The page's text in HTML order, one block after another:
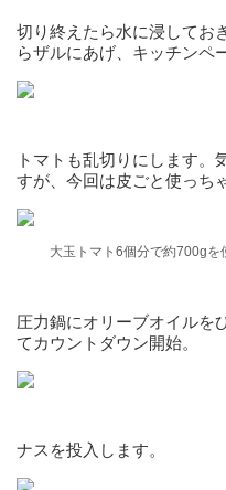
切り終えたら水に浸してお
らザルにあげ、キッチンペ
トマトも乱切りにします。
すが、今回は皮ごと使っち
大玉トマト6個分で約700gを
圧力鍋にオリーブオイルを
てカウントダウン開始。
ナスを投入します。